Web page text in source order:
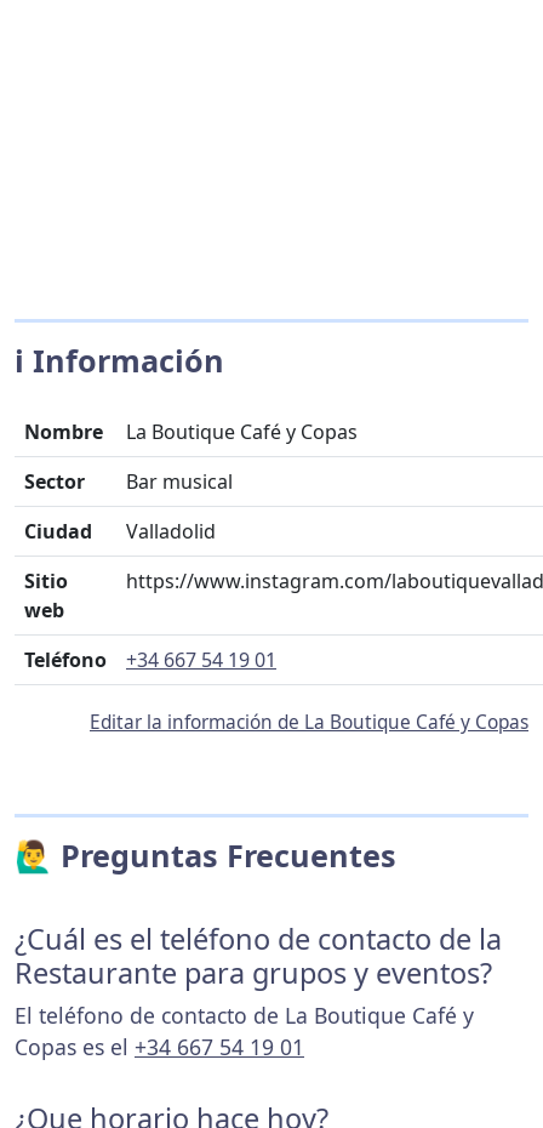
ℹ️ Información
Nombre
La Boutique Café y Copas
Sector
Bar musical
Ciudad
Valladolid
Sitio
web
https://www.instagram.com/
Teléfono +34 667 54 19 01
Editar la información de La Boutique Café y Copas
🙋‍♂️ Preguntas Frecuentes
¿Cuál es el teléfono de contacto de la
Restaurante para grupos y eventos?
El teléfono de contacto de La Boutique Café y
Copas es el +34 667 54 19 01
¿Que horario hace hoy?